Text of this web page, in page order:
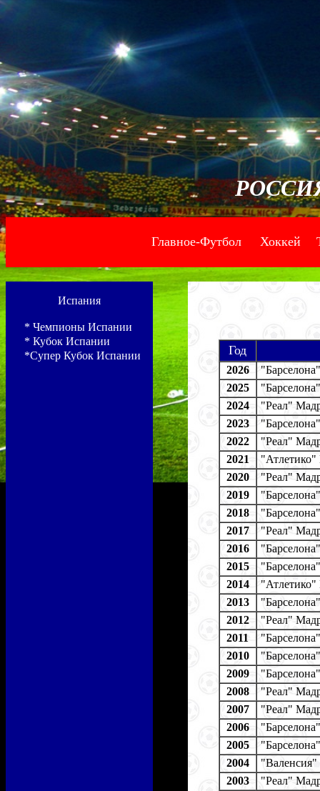
Главное-Футбол-- Хоккей
Испания
* Чемпионы Испании
* Кубок Испании
*Супер Кубок Испании
Год
2026
"Барселона"
2025
"Барселона"
2024
"Реал"
2023
"Барселона"
2022
"Реал"
2021
2020
"Реал"
2019
"Барселона"
2018
"Барселона"
2017
"Реал"
2016
"Барселона"
2015
"Барселона"
2014
2013
"Барселона"
2012
"Реал"
2011
"Барселона"
2010
"Барселона"
2009
"Барселона"
2008
"Реал"
2007
"Реал"
2006
"Барселона"
2005
"Барселона"
2004
"Валенсия"
2003
"Реал"